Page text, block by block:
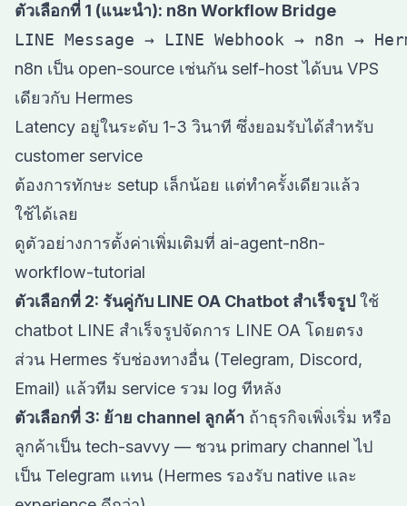
ตัวเลือกที่ 1 (แนะนำ): n8n Workflow Bridge
n8n เป็น open-source เช่นกัน self-host ได้บน VPS
เดียวกับ Hermes
Latency อยู่ในระดับ 1-3 วินาที ซึ่งยอมรับได้สำหรับ
customer service
ต้องการทักษะ setup เล็กน้อย แต่ทำครั้งเดียวแล้ว
ใช้ได้เลย
ดูตัวอย่างการตั้งค่าเพิ่มเติมที่ ai-agent-n8n-
workflow-tutorial
ตัวเลือกที่ 2: รันคู่กับ LINE OA Chatbot สำเร็จรูป ใช้
chatbot LINE สำเร็จรูปจัดการ LINE OA โดยตรง
ส่วน Hermes รับช่องทางอื่น (Telegram, Discord,
Email) แล้วทีม service รวม log ทีหลัง
ตัวเลือกที่ 3: ย้าย channel ลูกค้า ถ้าธุรกิจเพิ่งเริ่ม หรือ
ลูกค้าเป็น tech-savvy — ชวน primary channel ไป
เป็น Telegram แทน (Hermes รองรับ native และ